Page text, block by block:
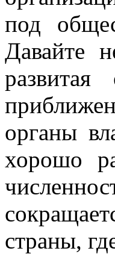
под
Давайте
органы
хорошо
страны,